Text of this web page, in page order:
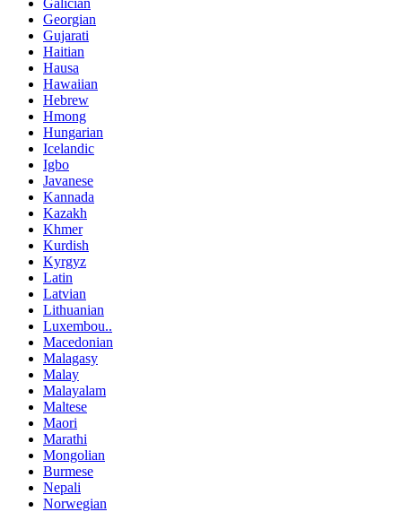
Galician
Georgian
Gujarati
Haitian
Hausa
Hawaiian
Hebrew
Hmong
Hungarian
Icelandic
Igbo
Javanese
Kannada
Kazakh
Khmer
Kurdish
Kyrgyz
Latin
Latvian
Lithuanian
Luxembou..
Macedonian
Malagasy
Malay
Malayalam
Maltese
Maori
Marathi
Mongolian
Burmese
Nepali
Norwegian